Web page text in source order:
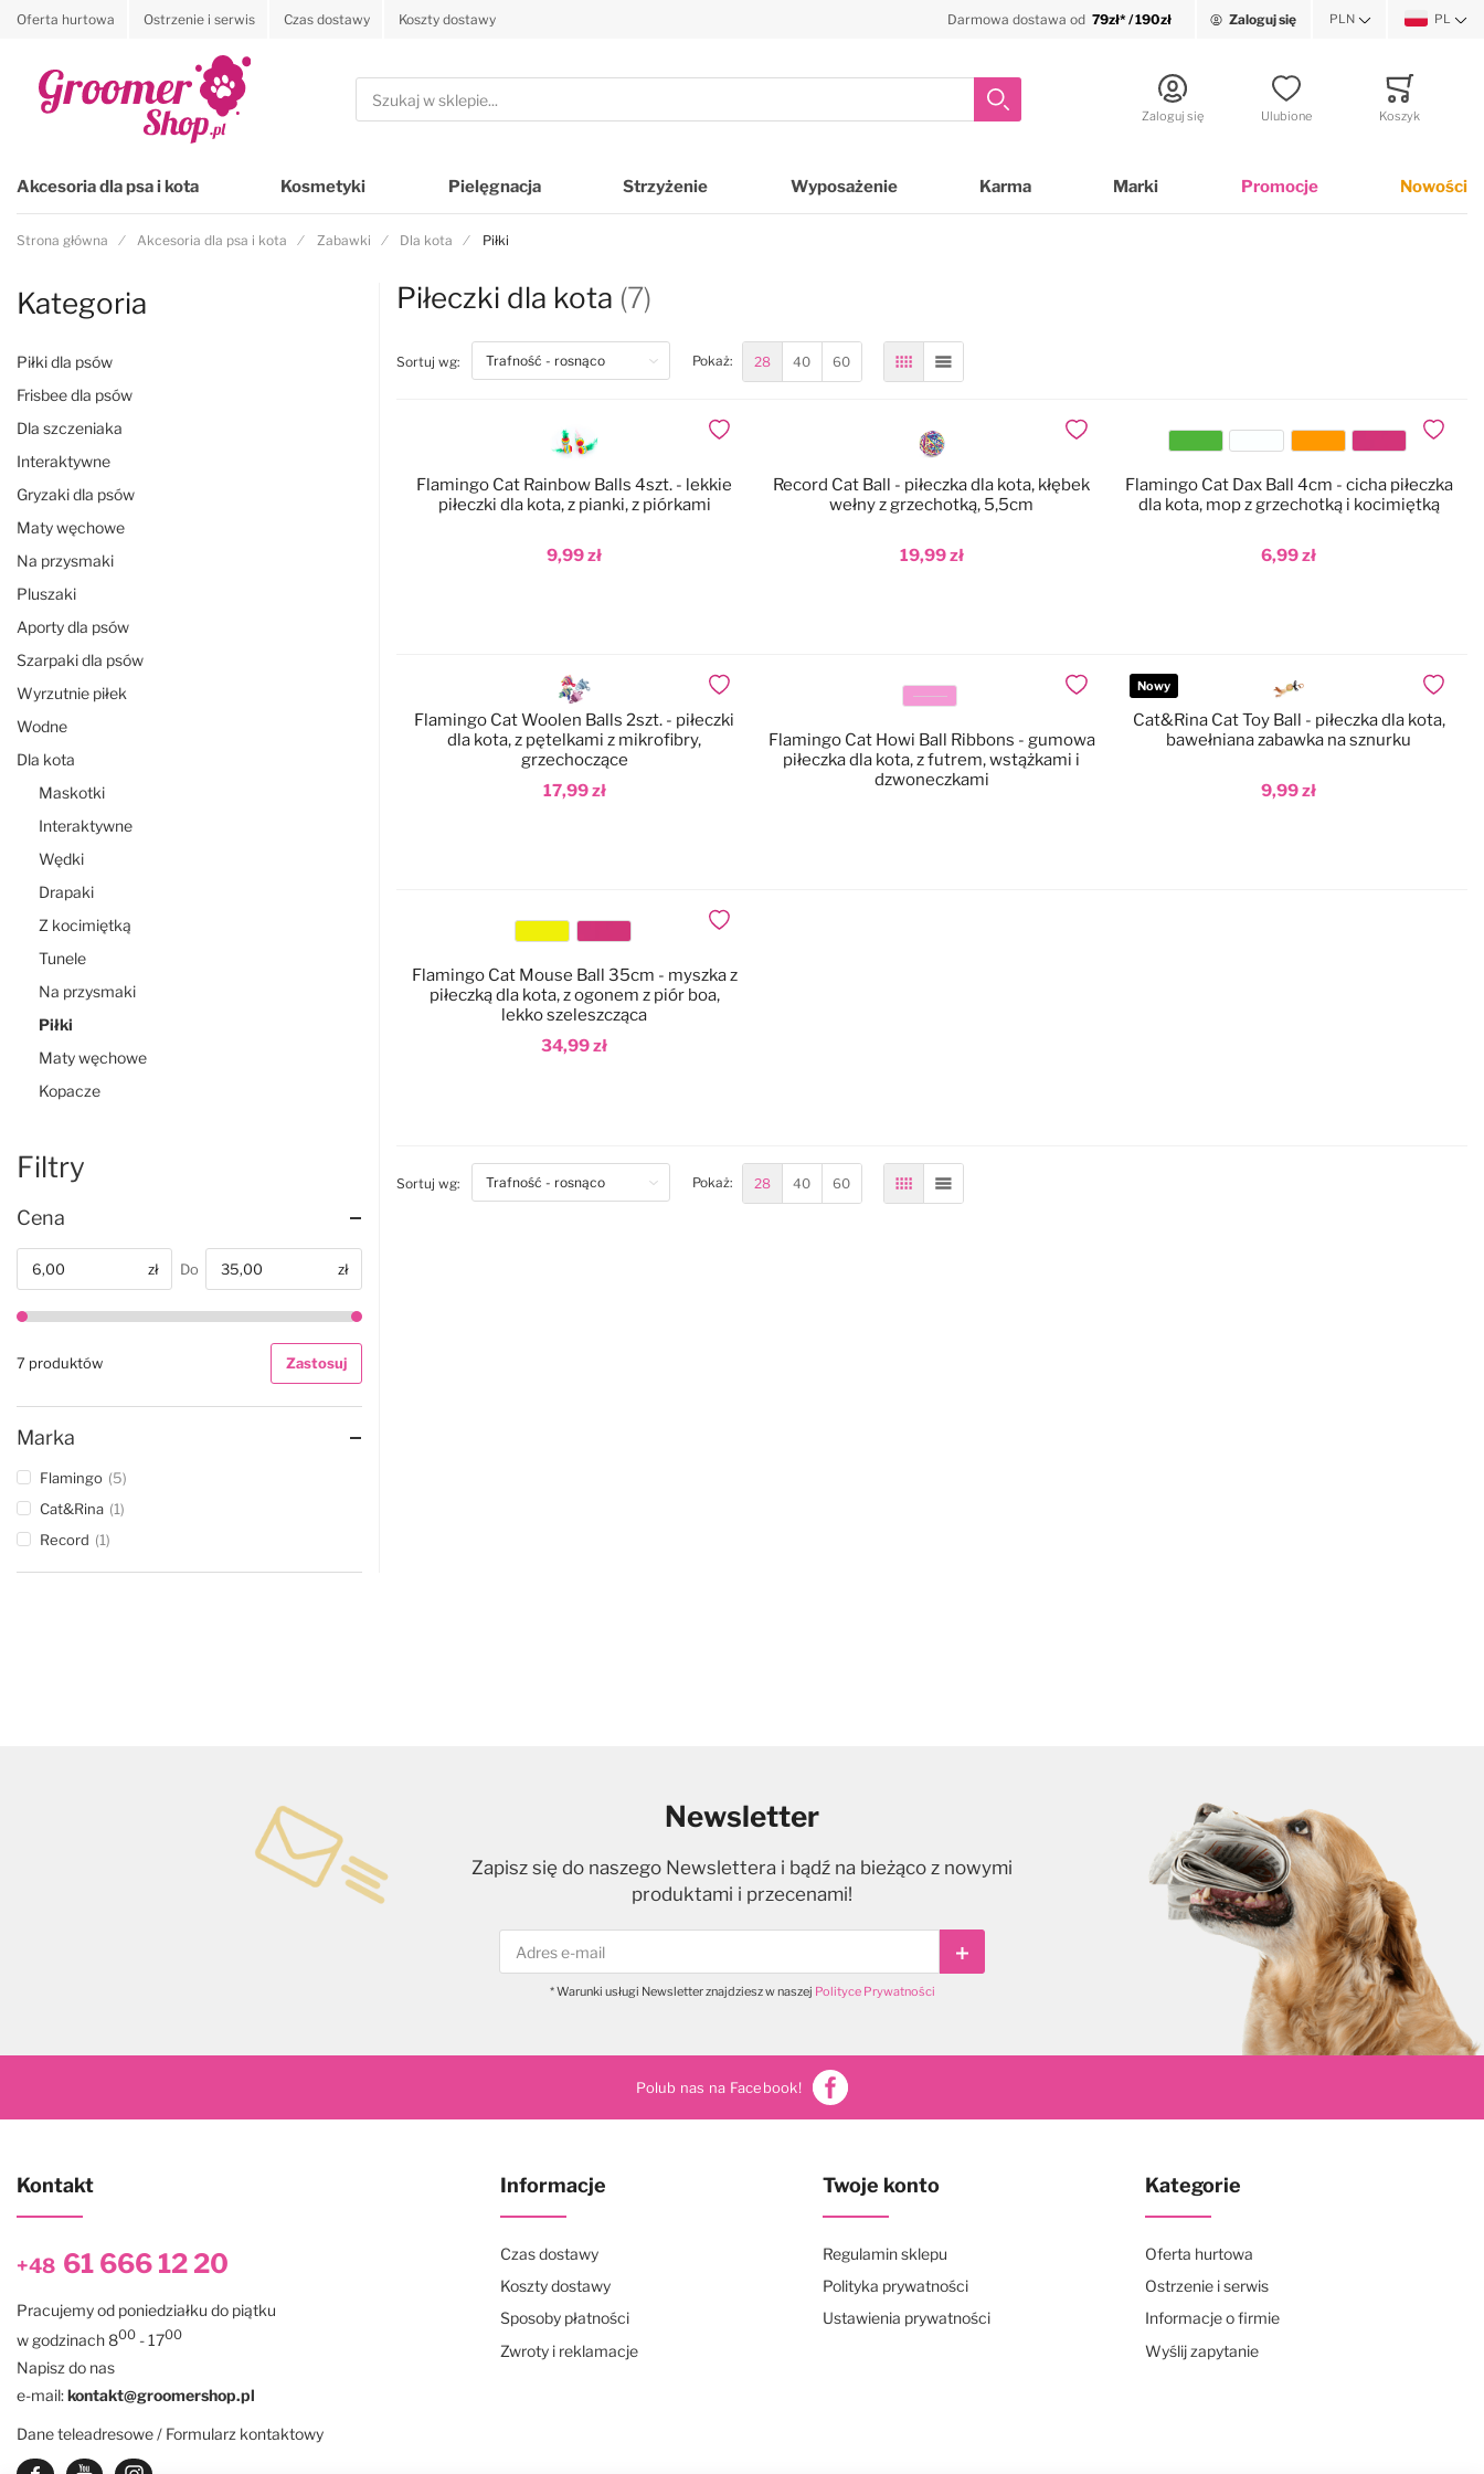
Oferta hurtowa Ostrzenie i serwis Czas dostawy Koszty dostawy Darmowa dostawa od 79zł* / 190zł Zaloguj sięWalutaPLN PL
Szukaj
Szukaj Zaloguj się Ulubione Koszyk
Akcesoria dla psa i kota Kosmetyki Pielęgnacja Strzyżenie Wyposażenie Karma Marki Promocje Nowości
Strona główna Akcesoria dla psa i kota Zabawki Dla kota Piłki
Kategoria
Piłki dla psów
Frisbee dla psów
Dla szczeniaka
Interaktywne
Gryzaki dla psów
Maty węchowe
Na przysmaki
Pluszaki
Aporty dla psów
Szarpaki dla psów
Wyrzutnie piłek
Wodne
Dla kota
Maskotki
Interaktywne
Wędki
Drapaki
Z kocimiętką
Tunele
Na przysmaki
Piłki
Maty węchowe
Kopacze
Filtry
Cena
Od zł Do zł
7 produktów Zastosuj
Marka
Flamingo
5
Cat&Rina 1
Record
1
Piłeczki dla kota (7)
Sortuj wg:top Pokaż: 28 40 60 SiatkaLista
9,99 zł
Flamingo Cat Rainbow Balls 4szt. - lekkie
piłeczki dla kota, z pianki, z piórkami
Dodaj do ulubionych
19,99 zł
Record Cat Ball - piłeczka dla kota, kłębek
wełny z grzechotką, 5,5cm
Dodaj do ulubionych
Kolor
6,99 zł
Flamingo Cat Dax Ball 4cm - cicha piłeczka
dla kota, mop z grzechotką i kocimiętką
Dodaj
17,99 zł
Flamingo Cat Woolen Balls 2szt. - piłeczki
dla kota, z pętelkami z mikrofibry,
grzechoczące
Dodaj do ulubionych
Kolor
Flamingo Cat Howi Ball Ribbons - gumowa
piłeczka dla kota, z futrem, wstążkami i
dzwoneczkami
Dodaj do ulubionych
Nowy
9,99 zł
Cat&Rina Cat Toy Ball - piłeczka dla kota,
bawełniana zabawka na sznurku
Dodaj
Kolor
34,99 zł
Flamingo Cat Mouse Ball 35cm - myszka z
piłeczką dla kota, z ogonem z piór boa,
lekko szeleszcząca
Dodaj do ulubionych
Sortuj wg:bottom Pokaż: 28 40 60 SiatkaLista
Newsletter
Zapisz się do naszego Newslettera i bądź na bieżąco z nowymi
produktami i przecenami!
Subskrybuj
* Warunki usługi Newsletter znajdziesz w naszej Polityce Prywatności
Polub nas na Facebook!
Kontakt
+48 61 666 12 20
Pracujemy od poniedziałku do piątku
w godzinach 800 - 1700
Napisz do nas
e-mail:kontakt@groomershop.pl
Dane teleadresowe / Formularz kontaktowy
Informacje
Czas dostawy
Koszty dostawy
Sposoby płatności
Zwroty i reklamacje
Twoje konto
Regulamin sklepu
Polityka prywatności
Ustawienia prywatności
Kategorie
Oferta hurtowa
Ostrzenie i serwis
Informacje o firmie
Wyślij zapytanie